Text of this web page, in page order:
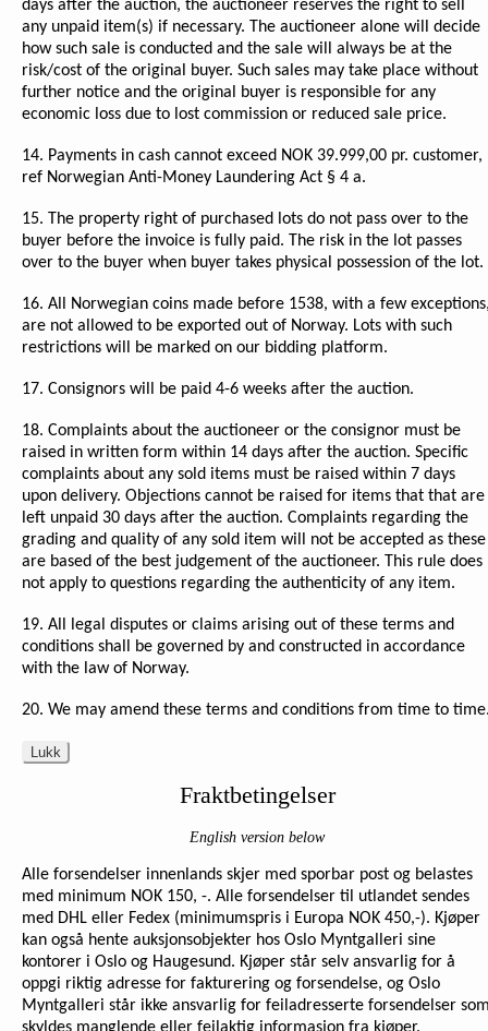
days after the auction, the auctioneer reserves the right to sell
any unpaid item(s) if necessary. The auctioneer alone will decide
how such sale is conducted and the sale will always be at the
risk/cost of the original buyer. Such sales may take place without
further notice and the original buyer is responsible for any
economic loss due to lost commission or reduced sale price.
14. Payments in cash cannot exceed NOK 39.999,00 pr. customer,
ref Norwegian Anti-Money Laundering Act § 4 a.
15. The property right of purchased lots do not pass over to the
buyer before the invoice is fully paid. The risk in the lot passes
over to the buyer when buyer takes physical possession of the lot.
16. All Norwegian coins made before 1538, with a few
are not allowed to be exported out of Norway. Lots with such
restrictions will be marked on our bidding platform.
17. Consignors will be paid 4-6 weeks after the auction.
18. Complaints about the auctioneer or the consignor must be
raised in written form within 14 days after the auction. Specific
complaints about any sold items must be raised within 7 days
upon delivery. Objections cannot be raised for items that that are
left unpaid 30 days after the auction. Complaints regarding the
grading and quality of any sold item will not be accepted as these
are based of the best judgement of the auctioneer. This rule does
not apply to questions regarding the authenticity of any item.
19. All legal disputes or claims arising out of these terms and
conditions shall be governed by and constructed in accordance
with the law of Norway.
20. We may amend these terms and conditions from time to
Lukk
Fraktbetingelser
English version below
Alle forsendelser innenlands skjer med sporbar post og belastes
med minimum NOK 150, -. Alle forsendelser til utlandet sendes
med DHL eller Fedex (minimumspris i Europa NOK 450,-). Kjøper
kan også hente auksjonsobjekter hos Oslo Myntgalleri sine
kontorer i Oslo og Haugesund. Kjøper står selv ansvarlig for å
oppgi riktig adresse for fakturering og forsendelse, og Oslo
Myntgalleri står ikke ansvarlig for feiladresserte forsendelser